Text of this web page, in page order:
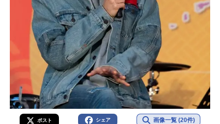
ポスト シェア 画像一覧 (20件)